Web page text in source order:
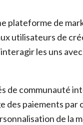
plateforme de
utilisateurs de
les uns
de communauté
des paiements par
de la